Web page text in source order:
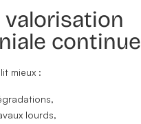
valorisation
continue
mieux :
lourds,